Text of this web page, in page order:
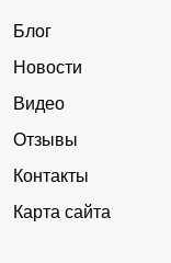
Блог
Новости
Видео
Отзывы
Контакты
Карта сайта